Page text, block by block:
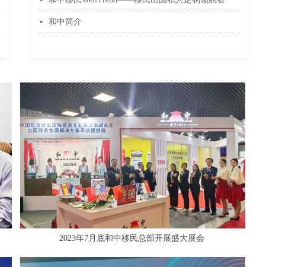
넷 和中简介
2023年7月底和中移民总部开展盛大展会